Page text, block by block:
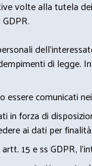
volte alla tutela
di legge.
comunicati
in forza di
ai dati per
15 e ss GDPR,